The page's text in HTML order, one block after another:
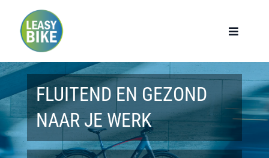
Toggle
Home
Werknemers
Werkgevers
FLUITEND EN GEZOND
NAAR JE WERK